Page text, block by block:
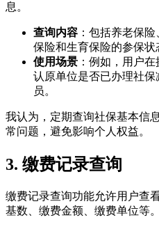
息。
查询内容 ：包括养老保
保险和生育保险的参保状
使用场景 ：例如，用户
认原单位是否已办理社
员。
我认为，定期查询社保基本信
常问题，避免影响个人权益。
3. 缴费记录查询
缴费记录查询功能允许用户查
基数、缴费金额、缴费单位等。